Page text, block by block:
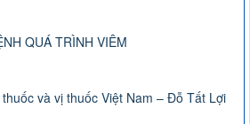
QUÁ TRÌNH VIÊM
và vị thuốc Việt Nam – Đỗ Tất Lợi